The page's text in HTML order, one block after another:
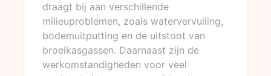
draagt bij aan verschillende
milieuproblemen, zoals watervervuiling,
bodemuitputting en de uitstoot van
broeikasgassen. Daarnaast zijn de
werkomstandigheden voor veel